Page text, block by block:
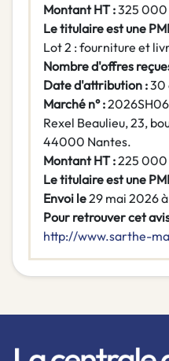
Montant HT :325 000
Le titulaire est une
Lot 2 : fourniture et
Nombre d'offres
Date d'attribution :30
Marché n° :
Rexel Beaulieu, 23,
44000 Nantes.
Montant HT :225 000
Le titulaire est une
Envoi le29 mai 2026
Pour retrouver cet
http://www.sarthe-